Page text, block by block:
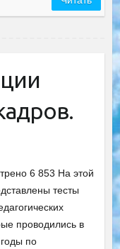
6 853 На этой
тесты
проводились в
по